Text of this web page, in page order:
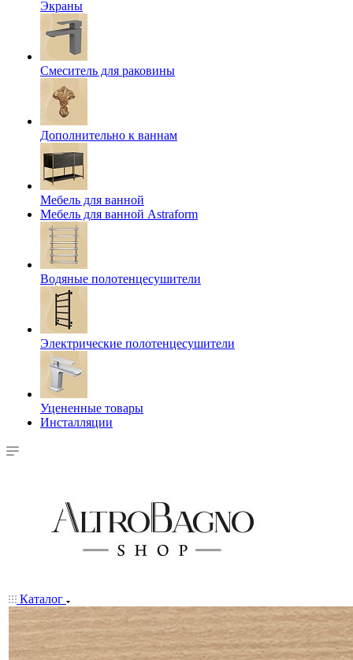
Экраны
Смеситель для раковины
Дополнительно к ваннам
Мебель для ванной
Мебель для ванной Astraform
Водяные полотенцесушители
Электрические полотенцесушители
Уцененные товары
Инсталляции
Каталог